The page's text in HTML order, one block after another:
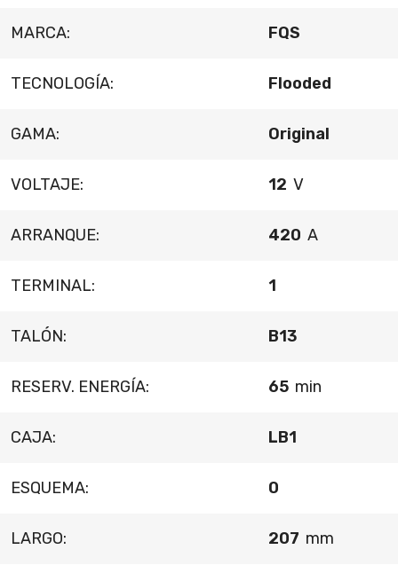
MARCA: FQS
TECNOLOGÍA: Flooded
GAMA: Original
VOLTAJE: 12 V
ARRANQUE: 420 A
TERMINAL: 1
TALÓN: B13
RESERV. ENERGÍA: 65 min
CAJA: LB1
ESQUEMA: 0
LARGO: 207 mm